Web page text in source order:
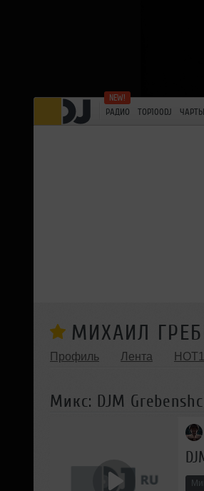
РАДИО TOP100DJ ЧАРТЫ
МИХАИЛ
Профиль Лента
Микс: DJM